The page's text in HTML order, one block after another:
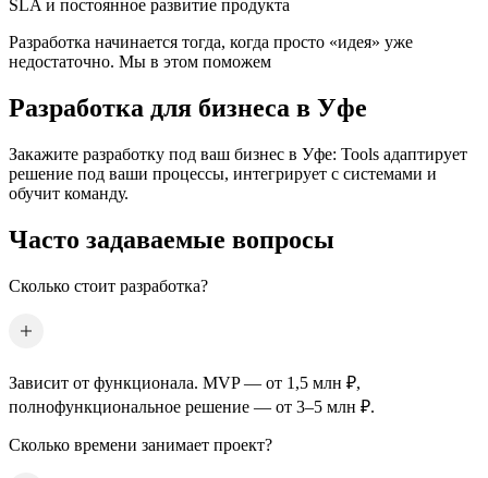
SLA и постоянное развитие продукта
Разработка начинается тогда, когда просто «идея» уже
недостаточно. Мы в этом поможем
Разработка для бизнеса в Уфе
Закажите разработку под ваш бизнес в Уфе: Tools адаптирует
решение под ваши процессы, интегрирует с системами и
обучит команду.
Часто задаваемые вопросы
Сколько стоит разработка?
Зависит от функционала. MVP — от 1,5 млн ₽,
полнофункциональное решение — от 3–5 млн ₽.
Сколько времени занимает проект?